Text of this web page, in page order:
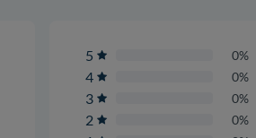
5 0%
4 0%
3 0%
2 0%